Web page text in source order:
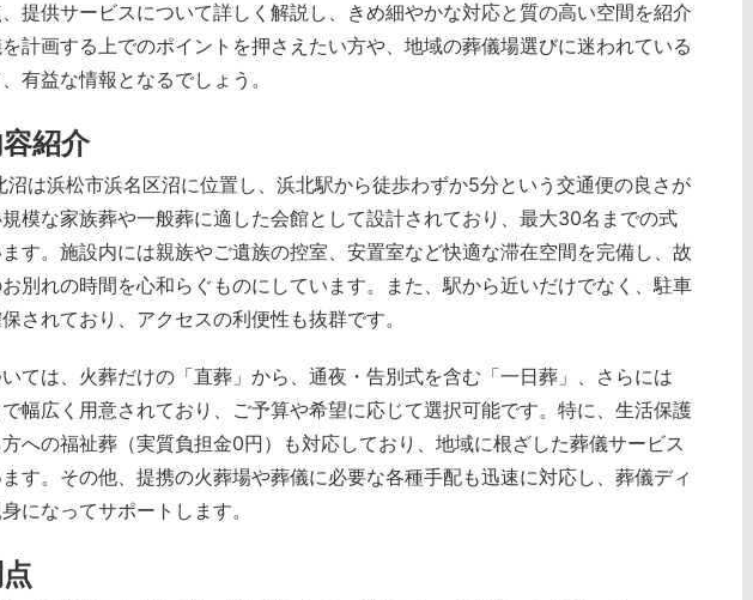
提供サービスについて詳しく解説し、きめ細やかな対応と質の高い空間を紹介
計画する上でのポイントを押さえたい方や、地域の葬儀場選びに迷われている
有益な情報となるでしょう。
紹介
沼は浜松市浜名区沼に位置し、浜北駅から徒歩わずか5分という交通便の良さが
模な家族葬や一般葬に適した会館として設計されており、最大30名までの式
す。施設内には親族やご遺族の控室、安置室など快適な滞在空間を完備し、故
お別れの時間を心和らぐものにしています。また、駅から近いだけでなく、駐車
されており、アクセスの利便性も抜群です。
ては、火葬だけの「直葬」から、通夜・告別式を含む「一日葬」、さらには
で幅広く用意されており、ご予算や希望に応じて選択可能です。特に、生活保護
への福祉葬（実質負担金0円）も対応しており、地域に根ざした葬儀サービス
す。その他、提携の火葬場や葬儀に必要な各種手配も迅速に対応し、葬儀ディ
になってサポートします。